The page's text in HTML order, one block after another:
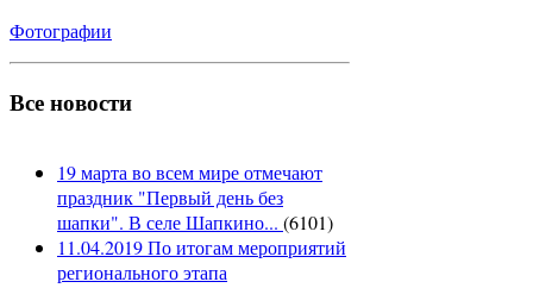
Фотографии
Все новости
19 марта во всем мире отмечают
праздник "Первый день без
шапки". В селе Шапкино... (6101)
11.04.2019 По итогам мероприятий
регионального этапа